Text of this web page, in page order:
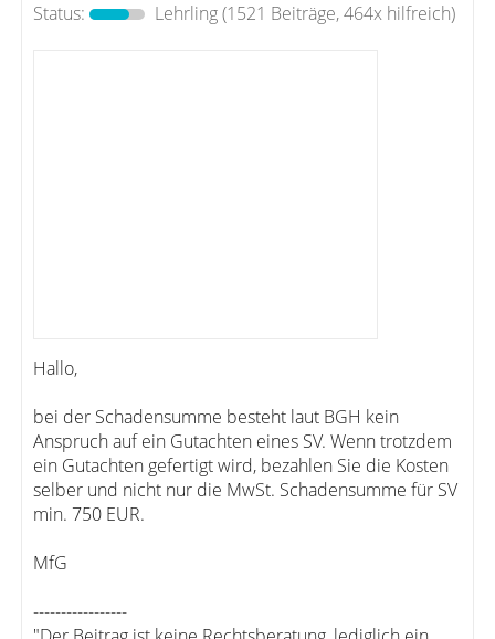
Status:
Lehrling(1521 Beiträge, 464x hilfreich)
Hallo,
bei der Schadensumme besteht laut BGH kein
Anspruch auf ein Gutachten eines SV. Wenn trotzdem
ein Gutachten gefertigt wird, bezahlen Sie die Kosten
selber und nicht nur die MwSt. Schadensumme für SV
min. 750 EUR.
MfG
-----------------